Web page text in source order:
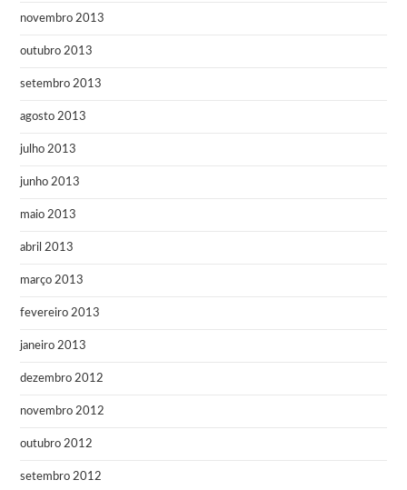
novembro 2013
outubro 2013
setembro 2013
agosto 2013
julho 2013
junho 2013
maio 2013
abril 2013
março 2013
fevereiro 2013
janeiro 2013
dezembro 2012
novembro 2012
outubro 2012
setembro 2012